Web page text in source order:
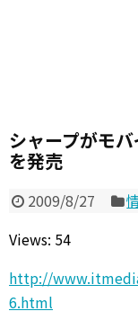
シャープがモ
を発売
2009/8/27
Views: 54
http://
6.html